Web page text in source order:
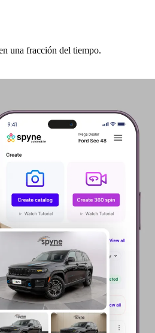
una fracción del tiempo.